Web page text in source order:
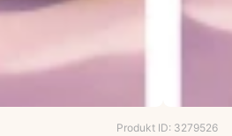
Produkt ID: 3279526